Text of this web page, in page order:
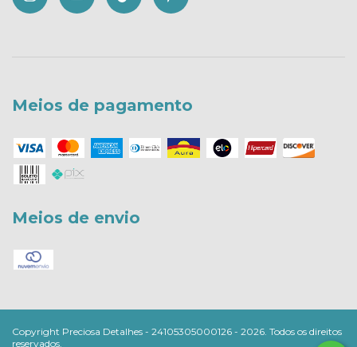
Meios de pagamento
Meios de envio
Copyright Preciosa Detalhes - 24105305000126 - 2026. Todos os direitos
reservados.